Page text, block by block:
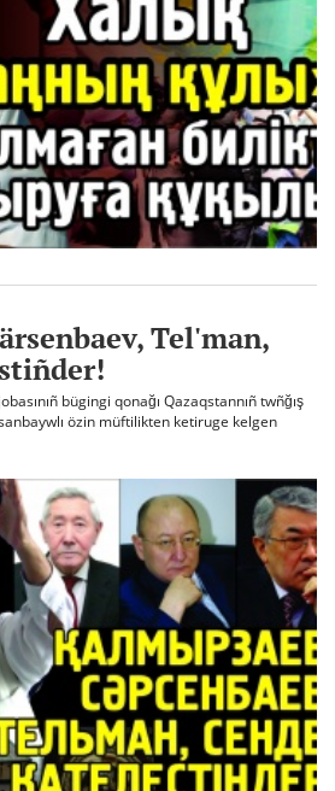
Tel'man,
bügingi qonağı Qazaqstannıñ twñğış
özin müftilikten ketiruge kelgen